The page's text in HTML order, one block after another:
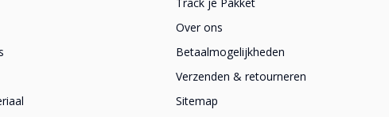
Track je Pakket
Over ons
Betaalmogelijkheden
Verzenden & retourneren
Sitemap